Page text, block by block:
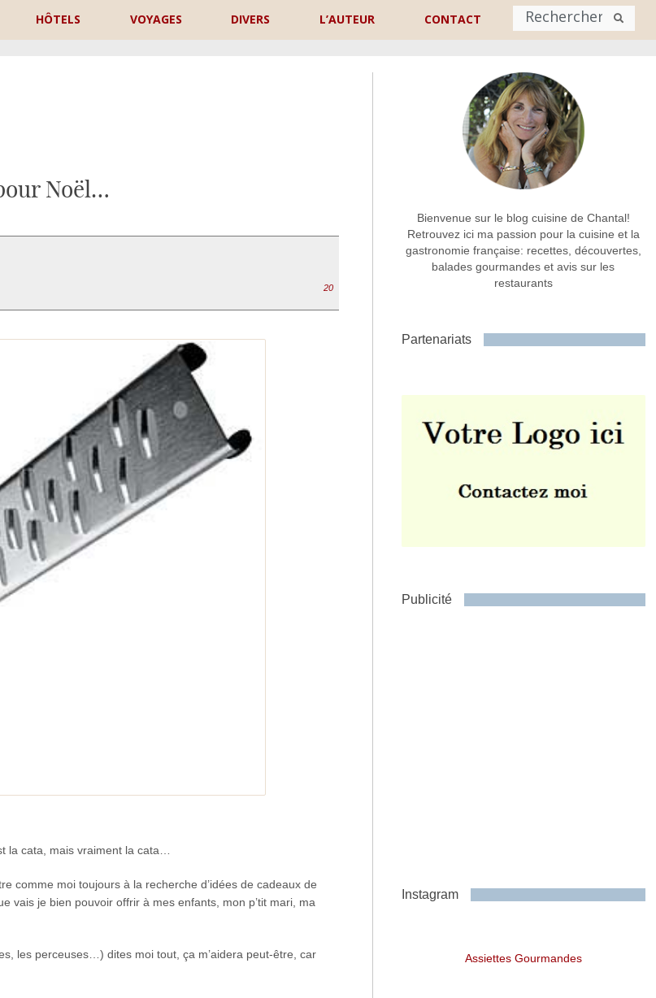
HÔTELS VOYAGES DIVERS L’AUTEUR CONTACT
Nom
Commentaire ou message *
Noël…
20
la cata, mais vraiment la cata…
comme moi toujours à la recherche d’idées de cadeaux de
vais je bien pouvoir offrir à mes enfants, mon p’tit mari, ma
les perceuses…) dites moi tout, ça m’aidera peut-être, car
Bienvenue sur le blog cuisine de Chantal!
Retrouvez ici ma passion pour la cuisine et la
gastronomie française: recettes, découvertes,
balades gourmandes et avis sur les
restaurants
Partenariats
Publicité
Instagram
Assiettes Gourmandes